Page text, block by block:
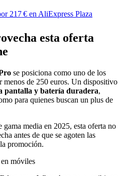
217 € en AliExpress Plaza
esta oferta
se posiciona como uno de los
menos de 250 euros. Un dispositivo
pantalla y batería duradera,
para quienes buscan un plus de
gama media en 2025, esta oferta no
antes de que se agoten las
promoción.
móviles